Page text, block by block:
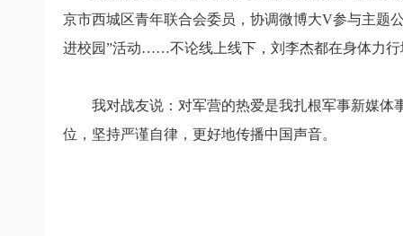
京市西城区青年联合会委员，协调微博大V参与主题
进校园”活动……不论线上线下，刘李杰都在身体力
我对战友说： 对军营的热爱是我扎根军事新媒
位，坚持严谨自律，更好地传播中国声音。